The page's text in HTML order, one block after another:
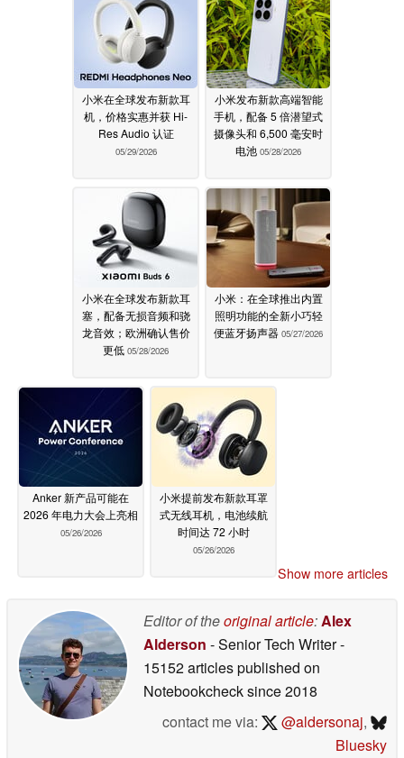
小米在全球发布新款耳
机，价格实惠并获 Hi-
Res Audio 认证
05/29/2026
小米发布新款高端智能
手机，配备 5 倍潜望式
摄像头和 6,500 毫安时
电池 05/28/2026
小米在全球发布新款耳
塞，配备无损音频和骁
龙音效；欧洲确认售价
更低 05/28/2026
小米：在全球推出内置
照明功能的全新小巧轻
便蓝牙扬声器 05/27/2026
Anker 新产品可能在
2026 年电力大会上亮相
05/26/2026
小米提前发布新款耳罩
式无线耳机，电池续航
时间达 72 小时
05/26/2026
Show more articles
Editor of theoriginal article:Alex
Alderson - Senior Tech Writer-
15152 articles published on
Notebookchecksince 2018
contact me via:
@aldersonaj,
Bluesky